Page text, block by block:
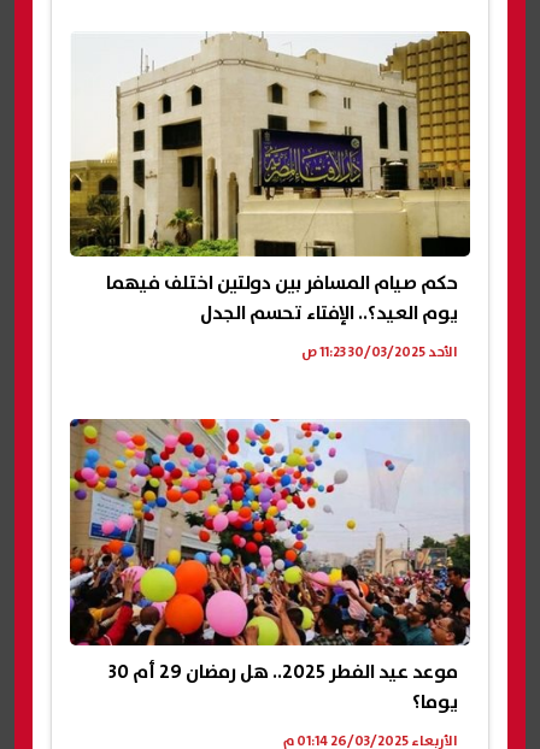
حكم صيام المسافر بين دولتين اختلف فيهما
يوم العيد؟.. الإفتاء تحسم الجدل
الأحد 30/03/2025 11:23 ص
موعد عيد الفطر 2025.. هل رمضان 29 أم 30
يوما؟
الأربعاء 26/03/2025 01:14 م